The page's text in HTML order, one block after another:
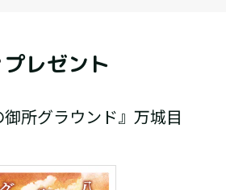
プレゼント
所グラウンド』万城目